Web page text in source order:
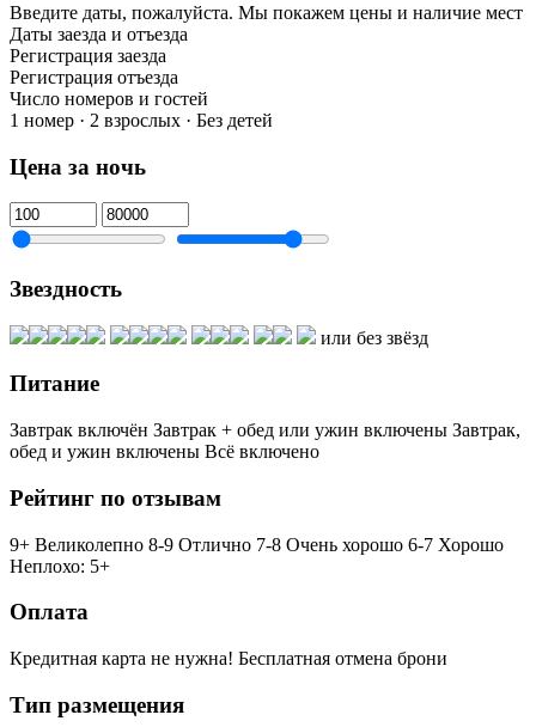
Введите даты, пожалуйста. Мы покажем цены и наличие мест
Даты заезда и отъезда
Регистрация заезда
Регистрация отъезда
Число номеров и гостей
1 номер · 2 взрослых · Без детей
Цена за ночь
Звездность
или без звёзд
Питание
Завтрак включён Завтрак + обед или ужин включены Завтрак,
обед и ужин включены Всё включено
Рейтинг по отзывам
9+ Великолепно 8-9 Отлично 7-8 Очень хорошо 6-7 Хорошо
Неплохо: 5+
Оплата
Кредитная карта не нужна! Бесплатная отмена брони
Тип размещения